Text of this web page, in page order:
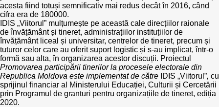
Achiziții publice
Achizițiile publice în vizorul societății civile
acesta fiind totuși semnificativ mai redus decât în 2016, când
cifra era de 180000.
IDIS „Viitorul” mulțumește pe această cale direcțiilor raionale
de învățământ și tineret, administrațiilor instituțiilor de
învățământ liceal și universitar, centrelor de tineret, precum și
tuturor celor care au oferit suport logistic și s-au implicat, într-o
formă sau alta, în organizarea acestor discuții. Proiectul
Promovarea participării tinerilor la procesele electorale din
Republica Moldova este implementat de către IDIS „Viitorul”, cu
sprijinul financiar al Ministerului Educației, Culturii și Cercetării
prin Programul de granturi pentru organizațiile de tineret, ediția
2020.